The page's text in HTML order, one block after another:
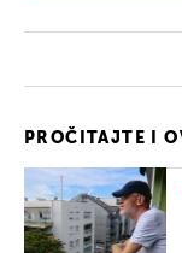
PROČITAJTE I